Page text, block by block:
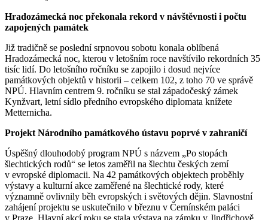
Hradozámecká noc překonala rekord v návštěvnosti i počtu
zapojených památek
Již tradičně se poslední srpnovou sobotu konala oblíbená
Hradozámecká noc, kterou v letošním roce navštívilo rekordních 35
tisíc lidí. Do letošního ročníku se zapojilo i dosud nejvíce
památkových objektů v historii – celkem 102, z toho 70 ve správě
NPÚ. Hlavním centrem 9. ročníku se stal západočeský zámek
Kynžvart, letní sídlo předního evropského diplomata knížete
Metternicha.
Projekt Národního památkového ústavu poprvé v zahraničí
Úspěšný dlouhodobý program NPÚ s názvem „Po stopách
šlechtických rodů“ se letos zaměřil na šlechtu českých zemí
v evropské diplomacii. Na 42 památkových objektech proběhly
výstavy a kulturní akce zaměřené na šlechtické rody, které
významně ovlivnily běh evropských i světových dějin. Slavnostní
zahájení projektu se uskutečnilo v březnu v Černínském paláci
v Praze. Hlavní akcí roku se stala výstava na zámku v Jindřichově